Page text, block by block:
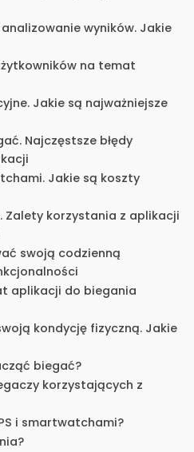
wyników. Jakie
na temat
Jakie są najważniejsze
Najczęstsze błędy
Jakie są koszty
Zalety korzystania z aplikacji
swoją codzienną
aplikacji do biegania
kondycję fizyczną. Jakie
biegać?
korzystających z
i smartwatchami?